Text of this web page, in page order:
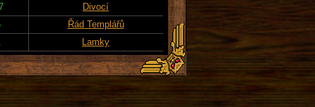
Divocí
Řád Templářů
Lamky